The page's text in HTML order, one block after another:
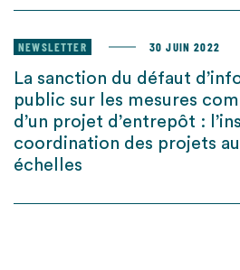
NEWSLETTER 30 JUIN 2022
La sanction du défaut
public sur les mesures
d’un projet d’entrepôt :
coordination des projets
échelles